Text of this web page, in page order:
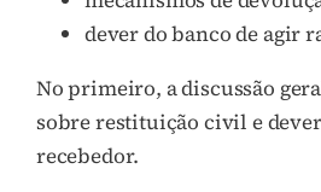
dever do banco de agir
No primeiro, a discussão
sobre restituição civil e
recebedor.